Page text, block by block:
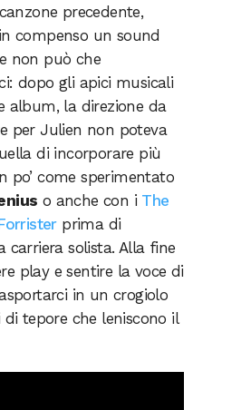
precedente,
compenso un sound
non può che
dopo gli apici musicali
album, la direzione da
per Julien non poteva
di incorporare più
po’ come sperimentato
o anche con i The
prima di
carriera solista. Alla fine
play e sentire la voce di
in un crogiolo
di tepore che leniscono il